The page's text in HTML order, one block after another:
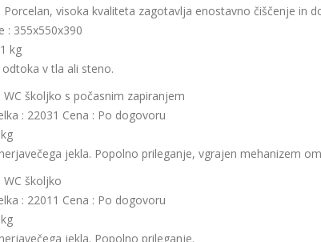
Porcelan, visoka kvaliteta zagotavlja enostavno čiščenje in
: 355x550x390
kg
v tla ali steno.
WC školjko s počasnim zapiranjem
: 22031 Cena : Po dogovoru
jekla. Popolno prileganje, vgrajen mehanizem
WC školjko
: 22011 Cena : Po dogovoru
jekla. Popolno prileganje.